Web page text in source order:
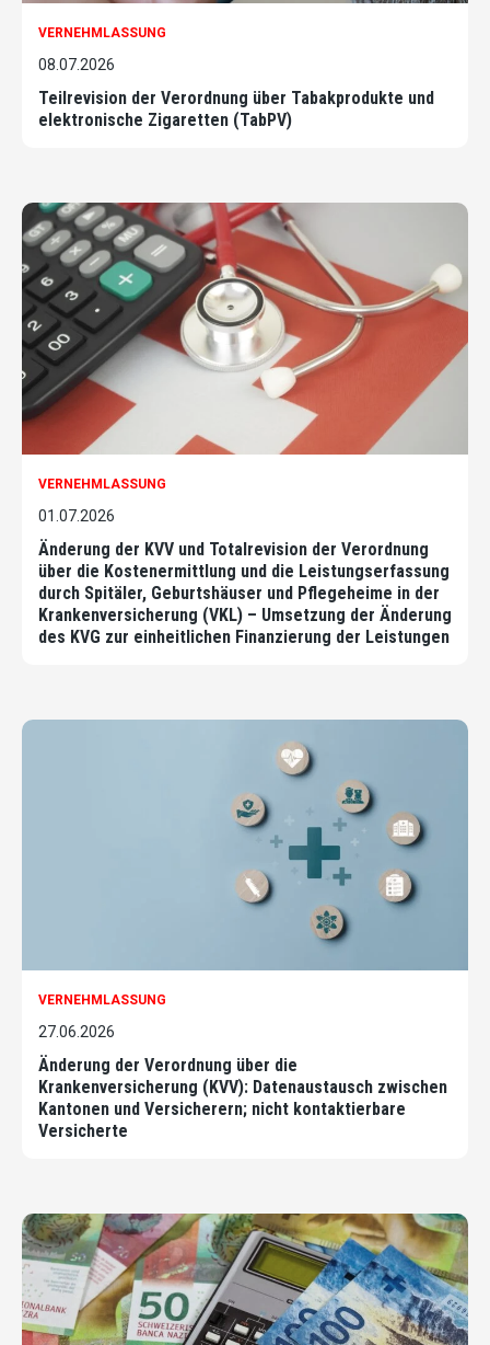
VERNEHMLASSUNG
08.07.2026
Teilrevision der Verordnung über Tabakprodukte und
elektronische Zigaretten (TabPV)
VERNEHMLASSUNG
01.07.2026
Änderung der KVV und Totalrevision der Verordnung
über die Kostenermittlung und die Leistungserfassung
durch Spitäler, Geburtshäuser und Pflegeheime in der
Krankenversicherung (VKL) – Umsetzung der Änderung
des KVG zur einheitlichen Finanzierung der Leistungen
VERNEHMLASSUNG
27.06.2026
Änderung der Verordnung über die
Krankenversicherung (KVV): Datenaustausch zwischen
Kantonen und Versicherern; nicht kontaktierbare
Versicherte